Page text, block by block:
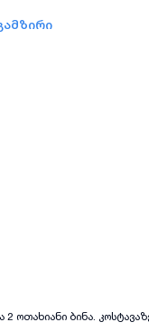
2 ოთახიანი ბინა.